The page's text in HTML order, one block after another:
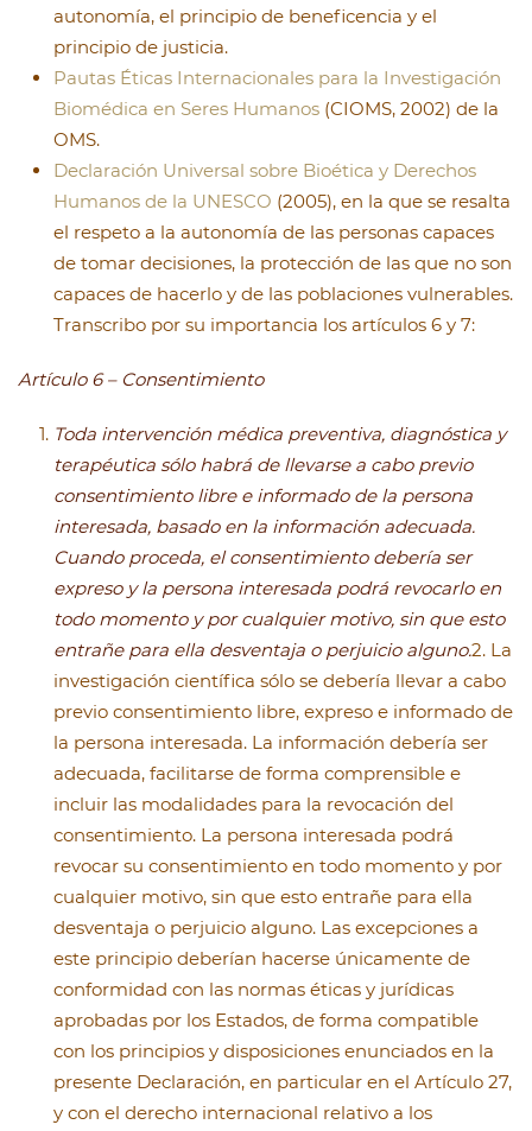
autonomía, el principio de beneficencia y el
principio de justicia.
Pautas Éticas Internacionales para la Investigación
Biomédica en Seres Humanos (CIOMS, 2002) de la
OMS.
Declaración Universal sobre Bioética y Derechos
Humanos de la UNESCO (2005), en la que se resalta
el respeto a la autonomía de las personas capaces
de tomar decisiones, la protección de las que no son
capaces de hacerlo y de las poblaciones vulnerables.
Transcribo por su importancia los artículos 6 y 7:
Artículo 6 – Consentimiento
Toda intervención médica preventiva, diagnóstica y
terapéutica sólo habrá de llevarse a cabo previo
consentimiento libre e informado de la persona
interesada, basado en la información adecuada.
Cuando proceda, el consentimiento debería ser
expreso y la persona interesada podrá revocarlo en
todo momento y por cualquier motivo, sin que esto
entrañe para ella desventaja o perjuicio alguno.2. La
investigación científica sólo se debería llevar a cabo
previo consentimiento libre, expreso e informado de
la persona interesada. La información debería ser
adecuada, facilitarse de forma comprensible e
incluir las modalidades para la revocación del
consentimiento. La persona interesada podrá
revocar su consentimiento en todo momento y por
cualquier motivo, sin que esto entrañe para ella
desventaja o perjuicio alguno. Las excepciones a
este principio deberían hacerse únicamente de
conformidad con las normas éticas y jurídicas
aprobadas por los Estados, de forma compatible
con los principios y disposiciones enunciados en la
presente Declaración, en particular en el Artículo 27,
y con el derecho internacional relativo a los